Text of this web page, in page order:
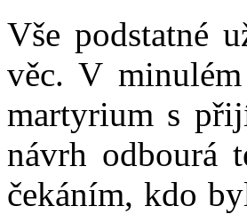
Vše podstatné
věc. V
martyrium s
návrh odbourá
čekáním, kdo